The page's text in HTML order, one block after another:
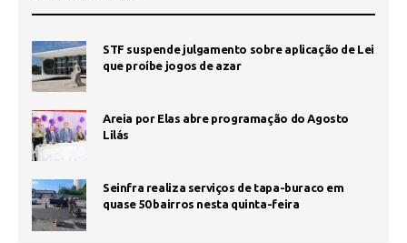
STF suspende julgamento sobre aplicação de Lei
que proíbe jogos de azar
Areia por Elas abre programação do Agosto
Lilás
Seinfra realiza serviços de tapa-buraco em
quase 50 bairros nesta quinta-feira